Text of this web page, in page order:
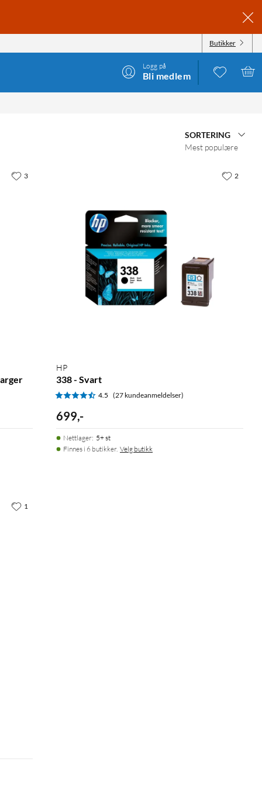
Butikker
Logg på
Bli medlem
SORTERING
Mest populære
3
HP
338 - Svart
4.5 (27 kundeanmeldelser)
699,-
Nettlager: 5+ st
Finnes i 6 butikker. Velg butikk
2
1